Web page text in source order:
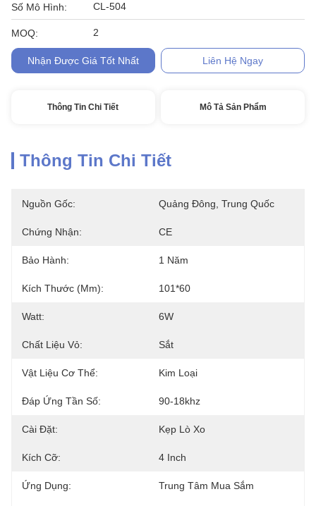
Số Mô Hình: CL-504
MOQ: 2
Nhận Được Giá Tốt Nhất Liên Hệ Ngay
Thông Tin Chi Tiết Mô Tả Sản Phẩm
Thông Tin Chi Tiết
Nguồn Gốc: Quảng Đông, Trung Quốc
Chứng Nhận: CE
Bảo Hành: 1 Năm
Kích Thước (mm): 101*60
Watt: 6W
Chất Liệu Vỏ: Sắt
Vật Liệu Cơ Thể: Kim Loại
Đáp Ứng Tần Số: 90-18khz
Cài Đặt: Kẹp Lò Xo
Kích Cỡ: 4 Inch
Ứng Dụng: Trung Tâm Mua Sắm